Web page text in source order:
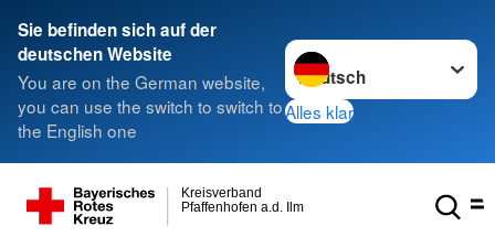
Sie befinden sich auf der
deutschen Website
You are on the German website,
you can use the switch to switch to
the English one
Sprache wechseln zu
Alles klar
Pfaffenhofen a.d. Ilm
Kreisverband